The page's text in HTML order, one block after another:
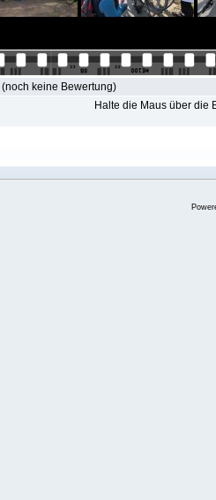
(noch keine Bewertung)
Halte die Maus über die